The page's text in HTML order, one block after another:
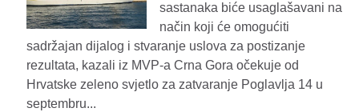
sastanaka biće usaglašavani na
način koji će omogućiti
sadržajan dijalog i stvaranje uslova za postizanje
rezultata, kazali iz MVP-a Crna Gora očekuje od
Hrvatske zeleno svjetlo za zatvaranje Poglavlja 14 u
septembru...